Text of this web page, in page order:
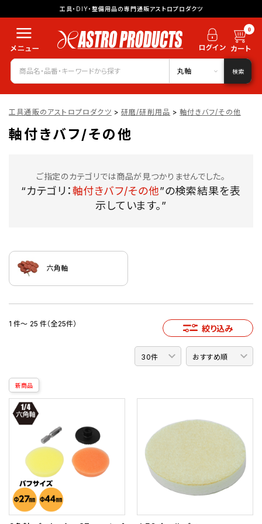
工具・DIY・整備用品の専門通販アストロプロダクツ
0
丸軸 検索
工具通販のアストロプロダクツ > 研磨/研削用品 > 軸付きバフ/その他
軸付きバフ/その他
ご指定のカテゴリでは商品が見つかりませんでした。
“カテゴリ：軸付きバフ/その他”の検索結果を表
示しています。”
六角軸
1 件～ 25 件（全25件） 絞り込み
新商品